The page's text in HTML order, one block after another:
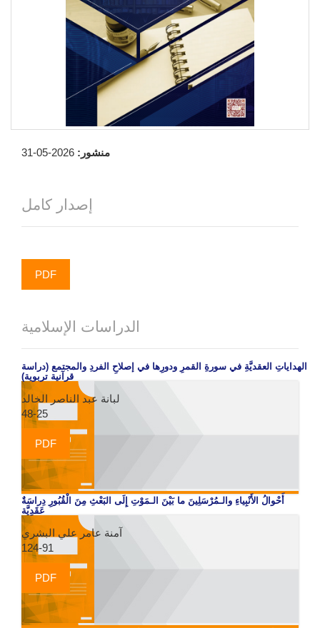
منشور: 2026-05-31
إصدار كامل
PDF
الدراسات الإسلامية
الهداياتِ العقديَّةِ في سورةِ القمرِ ودورِها في إصلاحِ الفردِ والمجتمع (دراسة
قرآنية تربوية)
لبانة عبد الناصر الخالد
48-25
PDF
أَحْوالُ الأَنْبِياءِ والـمُرْسَلِينَ ما بَيْنَ الـمَوْتِ إِلَى البَعْثِ مِنَ الْقُبُورِ دِراسَةٌ
عَقَدِيَّة
آمنة عامر علي البشري
124-91
PDF